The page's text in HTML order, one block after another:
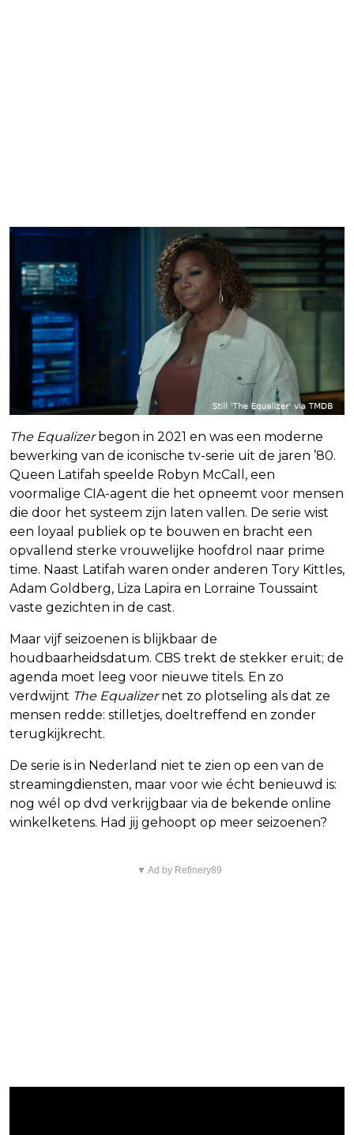
The Equalizerbegon in 2021 en was een moderne
bewerking van de iconische tv-serie uit de jaren ’80.
Queen Latifah speelde Robyn McCall, een
voormalige CIA-agent die het opneemt voor mensen
die door het systeem zijn laten vallen. De serie wist
een loyaal publiek op te bouwen en bracht een
opvallend sterke vrouwelijke hoofdrol naar prime
time. Naast Latifah waren onder anderen Tory Kittles,
Adam Goldberg, Liza Lapira en Lorraine Toussaint
vaste gezichten in de cast.
Maar vijf seizoenen is blijkbaar de
houdbaarheidsdatum. CBS trekt de stekker eruit; de
agenda moet leeg voor nieuwe titels. En zo
verdwijnt The Equalizernet zo plotseling als dat ze
mensen redde: stilletjes, doeltreffend en zonder
terugkijkrecht.
De serie is in Nederland niet te zien op een van de
streamingdiensten, maar voor wie écht benieuwd is:
nog wél op dvd verkrijgbaar via de bekende online
winkelketens. Had jij gehoopt op meer seizoenen?
▼ Ad by Refinery89